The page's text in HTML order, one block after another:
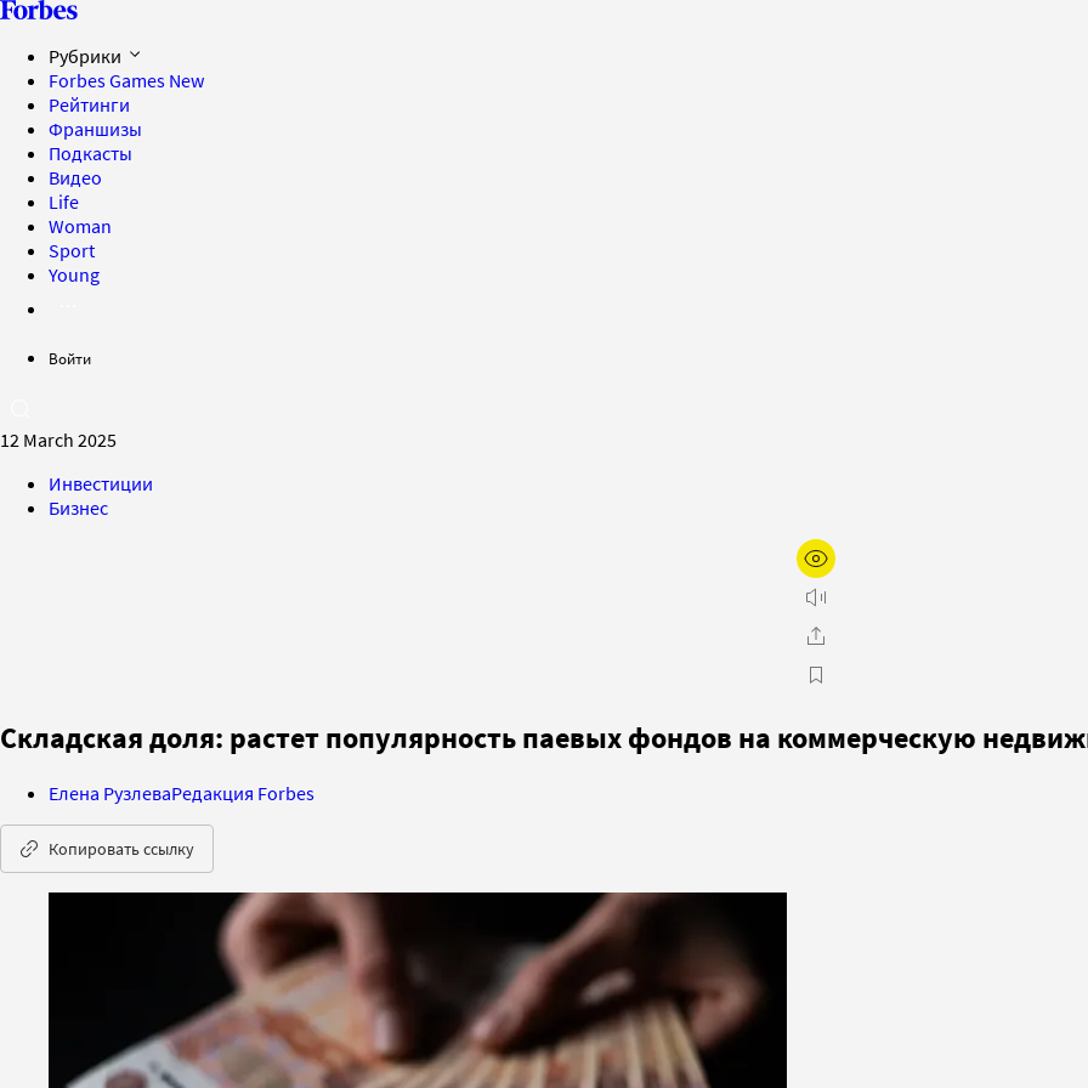
Рубрики
Forbes Games New
Рейтинги
Франшизы
Подкасты
Видео
Life
Woman
Sport
Young
Войти
12 March 2025
Инвестиции
Бизнес
Складская доля: растет популярность паевых фондов на коммерческую
Елена РузлеваРедакция Forbes
Копировать ссылку